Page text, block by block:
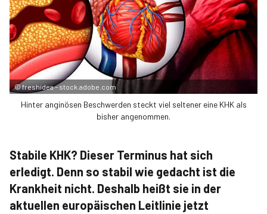
©freshidea – stock.adobe.com
Hinter anginösen Beschwerden steckt viel seltener eine KHK als
bisher angenommen.
Stabile KHK? Dieser Terminus hat sich
erledigt. Denn so stabil wie gedacht ist die
Krankheit nicht. Deshalb heißt sie in der
aktuellen europäischen Leitlinie jetzt